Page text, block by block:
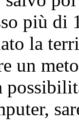
più di
la
un